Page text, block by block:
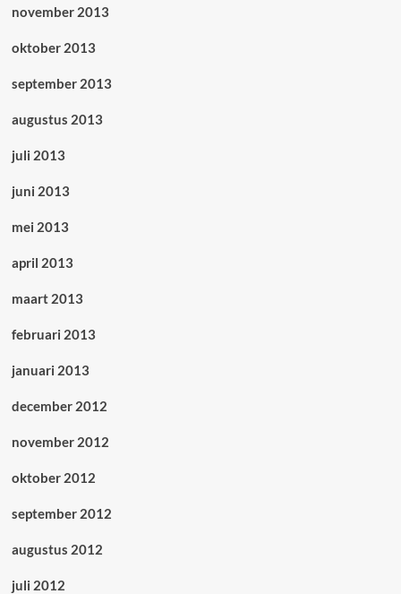
november 2013
oktober 2013
september 2013
augustus 2013
juli 2013
juni 2013
mei 2013
april 2013
maart 2013
februari 2013
januari 2013
december 2012
november 2012
oktober 2012
september 2012
augustus 2012
juli 2012